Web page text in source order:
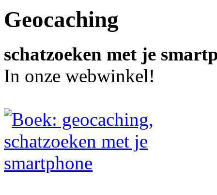
Geocaching
schatzoeken met je
In onze webwinkel!